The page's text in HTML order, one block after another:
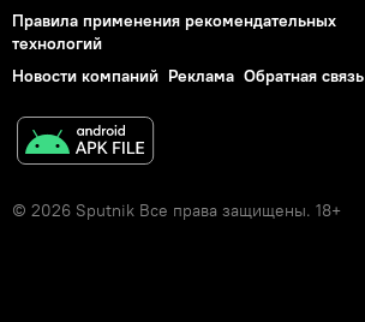
Правила применения рекомендательных
технологий
Новости компаний Реклама Обратная связь
© 2026 Sputnik Все права защищены. 18+